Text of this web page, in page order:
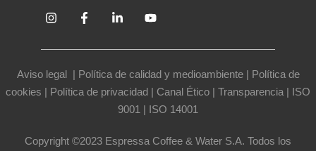
Aviso legal | Política de calidad y medioambiente| Política de
cookies | Política de privacidad | Canal Ético | Transparencia | ISO
9001 | ISO 14001
Copyright ©2023 Espressa Coffee & Water S.A. Todos los